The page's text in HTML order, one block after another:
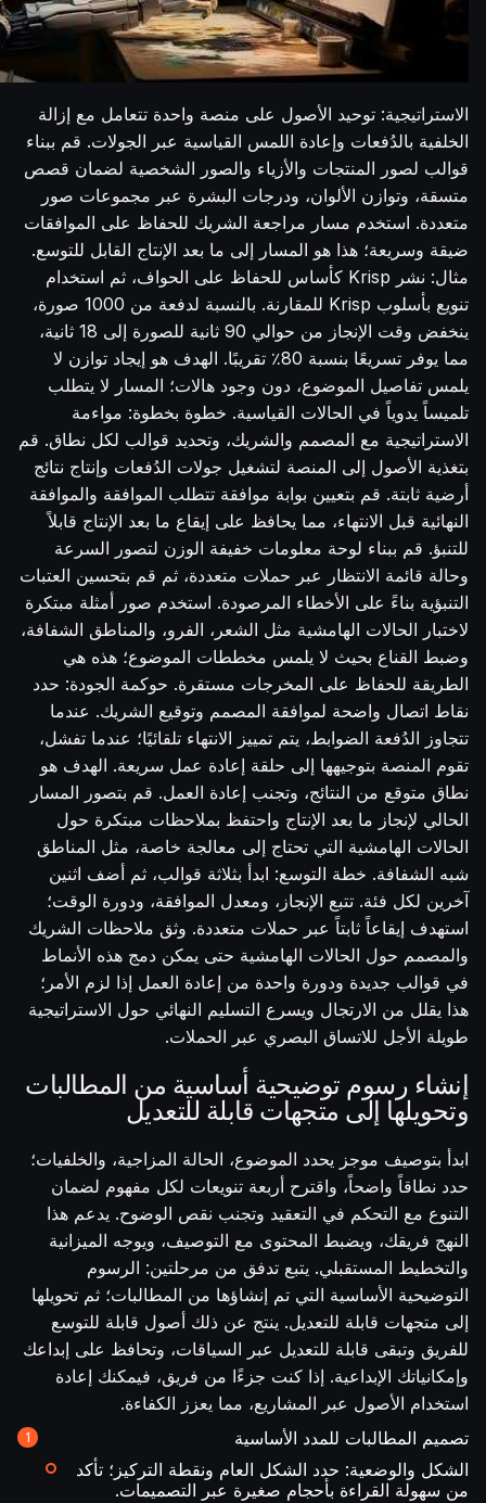
الاستراتيجية: توحيد الأصول على منصة واحدة تتعامل مع إزالة
الخلفية بالدُفعات وإعادة اللمس القياسية عبر الجولات. قم ببناء
قوالب لصور المنتجات والأزياء والصور الشخصية لضمان قصص
متسقة، وتوازن الألوان، ودرجات البشرة عبر مجموعات صور
متعددة. استخدم مسار مراجعة الشريك للحفاظ على الموافقات
ضيقة وسريعة؛ هذا هو المسار إلى ما بعد الإنتاج القابل للتوسع.
مثال: نشر Krisp كأساس للحفاظ على الحواف، ثم استخدام
تنويع بأسلوب Krisp للمقارنة. بالنسبة لدفعة من 1000 صورة،
ينخفض وقت الإنجاز من حوالي 90 ثانية للصورة إلى 18 ثانية،
مما يوفر تسريعًا بنسبة 80٪ تقريبًا. الهدف هو إيجاد توازن لا
يلمس تفاصيل الموضوع، دون وجود هالات؛ المسار لا يتطلب
تلميساً يدوياً في الحالات القياسية. خطوة بخطوة: مواءمة
الاستراتيجية مع المصمم والشريك، وتحديد قوالب لكل نطاق. قم
بتغذية الأصول إلى المنصة لتشغيل جولات الدُفعات وإنتاج نتائج
أرضية ثابتة. قم بتعيين بوابة موافقة تتطلب الموافقة والموافقة
النهائية قبل الانتهاء، مما يحافظ على إيقاع ما بعد الإنتاج قابلاً
للتنبؤ. قم ببناء لوحة معلومات خفيفة الوزن لتصور السرعة
وحالة قائمة الانتظار عبر حملات متعددة، ثم قم بتحسين العتبات
التنبؤية بناءً على الأخطاء المرصودة. استخدم صور أمثلة مبتكرة
لاختبار الحالات الهامشية مثل الشعر، الفرو، والمناطق الشفافة،
وضبط القناع بحيث لا يلمس مخططات الموضوع؛ هذه هي
الطريقة للحفاظ على المخرجات مستقرة. حوكمة الجودة: حدد
نقاط اتصال واضحة لموافقة المصمم وتوقيع الشريك. عندما
تتجاوز الدُفعة الضوابط، يتم تمييز الانتهاء تلقائيًا؛ عندما تفشل،
تقوم المنصة بتوجيهها إلى حلقة إعادة عمل سريعة. الهدف هو
نطاق متوقع من النتائج، وتجنب إعادة العمل. قم بتصور المسار
الحالي لإنجاز ما بعد الإنتاج واحتفظ بملاحظات مبتكرة حول
الحالات الهامشية التي تحتاج إلى معالجة خاصة، مثل المناطق
شبه الشفافة. خطة التوسع: ابدأ بثلاثة قوالب، ثم أضف اثنين
آخرين لكل فئة. تتبع الإنجاز، ومعدل الموافقة، ودورة الوقت؛
استهدف إيقاعاً ثابتاً عبر حملات متعددة. وثق ملاحظات الشريك
والمصمم حول الحالات الهامشية حتى يمكن دمج هذه الأنماط
في قوالب جديدة ودورة واحدة من إعادة العمل إذا لزم الأمر؛
هذا يقلل من الارتجال ويسرع التسليم النهائي حول الاستراتيجية
طويلة الأجل للاتساق البصري عبر الحملات.
إنشاء رسوم توضيحية أساسية من المطالبات
وتحويلها إلى متجهات قابلة للتعديل
ابدأ بتوصيف موجز يحدد الموضوع، الحالة المزاجية، والخلفيات؛
حدد نطاقاً واضحاً، واقترح أربعة تنويعات لكل مفهوم لضمان
التنوع مع التحكم في التعقيد وتجنب نقص الوضوح. يدعم هذا
النهج فريقك، ويضبط المحتوى مع التوصيف، ويوجه الميزانية
والتخطيط المستقبلي. يتبع تدفق من مرحلتين: الرسوم
التوضيحية الأساسية التي تم إنشاؤها من المطالبات؛ ثم تحويلها
إلى متجهات قابلة للتعديل. ينتج عن ذلك أصول قابلة للتوسع
للفريق وتبقى قابلة للتعديل عبر السياقات، وتحافظ على إبداعك
وإمكانياتك الإبداعية. إذا كنت جزءًا من فريق، فيمكنك إعادة
استخدام الأصول عبر المشاريع، مما يعزز الكفاءة.
تصميم المطالبات للمدد الأساسية
الشكل والوضعية: حدد الشكل العام ونقطة التركيز؛ تأكد
من سهولة القراءة بأحجام صغيرة عبر التصميمات.